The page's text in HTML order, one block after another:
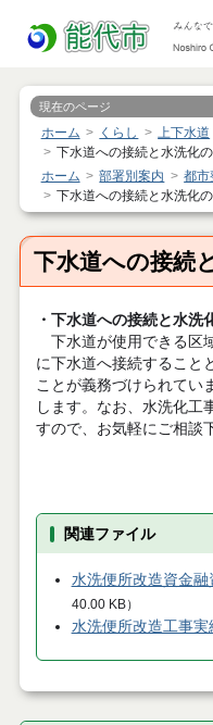
現在のページ
ホーム くらし 上下水道
下水道への接続と水洗化
ホーム
部署別案内 都市
下水道への接続と水洗化
下水道への接続
・下水道への接続と水洗
下水道が使用できる区
に下水道へ接続すること
ことが義務づけられてい
します。なお、水洗化工
すので、お気軽にご相談
関連ファイル
水洗便所改造資金
40.00 KB）
水洗便所改造工事実